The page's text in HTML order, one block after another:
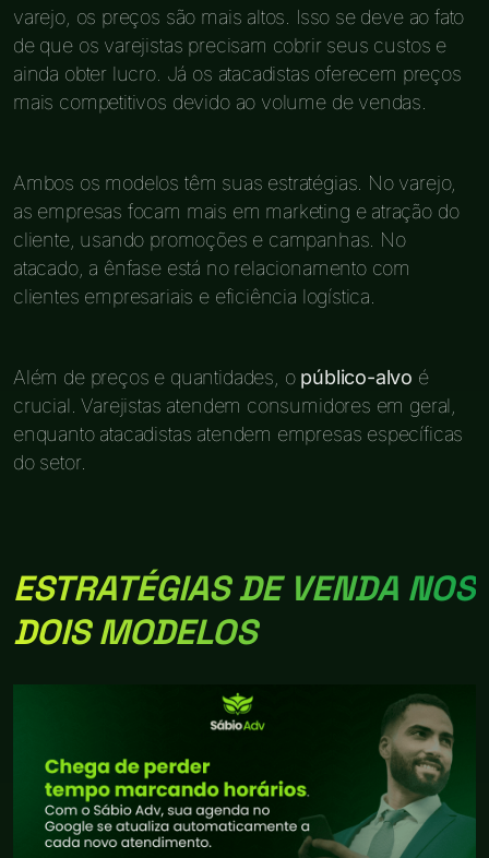
varejo, os preços são mais altos. Isso se deve ao fato
de que os varejistas precisam cobrir seus custos e
ainda obter lucro. Já os atacadistas oferecem preços
mais competitivos devido ao volume de vendas.
Ambos os modelos têm suas estratégias. No varejo,
as empresas focam mais em marketing e atração do
cliente, usando promoções e campanhas. No
atacado, a ênfase está no relacionamento com
clientes empresariais e eficiência logística.
Além de preços e quantidades, o público-alvo é
crucial. Varejistas atendem consumidores em geral,
enquanto atacadistas atendem empresas específicas
do setor.
ESTRATÉGIAS DE VENDA NOS
DOIS MODELOS